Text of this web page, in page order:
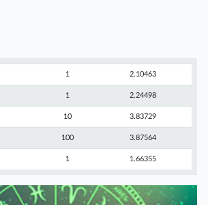
1 2.10463
1 2.24498
10 3.83729
100 3.87564
1 1.66355